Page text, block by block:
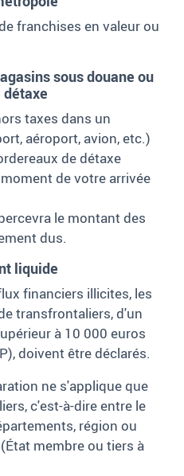
franchises en valeur ou
sous douane ou
détaxe
taxes dans un
aéroport, avion, etc.)
de détaxe
de votre arrivée
le montant des
dus.
liquide
financiers illicites, les
transfrontaliers, d'un
à 10 000 euros
doivent être déclarés.
ne s'applique que
c'est-à-dire entre le
région ou
membre ou tiers à